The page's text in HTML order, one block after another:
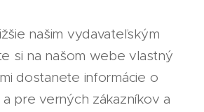
našim vydavateľským
si na našom webe vlastný
dostanete informácie o
a pre verných zákazníkov a